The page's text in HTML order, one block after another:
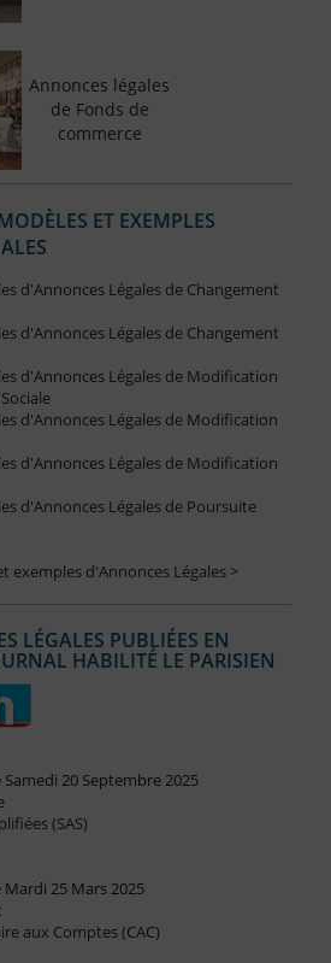
Annonces légales
de Fonds de
commerce
ET EXEMPLES
d'Annonces Légales de Changement
d'Annonces Légales de Changement
d'Annonces Légales de Modification
d'Annonces Légales de Modification
d'Annonces Légales de Modification
d'Annonces Légales de Poursuite
exemples d'Annonces Légales >
LÉGALES PUBLIÉES EN
HABILITÉ LE PARISIEN
20 Septembre 2025
(SAS)
25 Mars 2025
aux Comptes (CAC)